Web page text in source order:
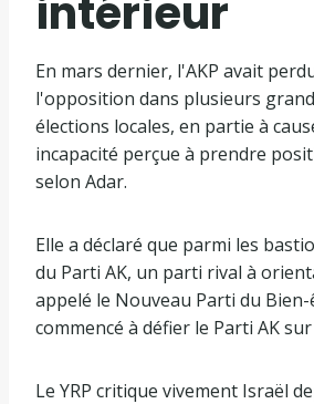
intérieur
En mars dernier, l'AKP avait
l'opposition dans plusieurs
élections locales, en partie à
incapacité perçue à prendre
selon Adar.
Elle a déclaré que parmi les
du Parti AK, un parti rival à
appelé le Nouveau Parti du Bien-
commencé à défier le Parti AK
Le YRP critique vivement Israël